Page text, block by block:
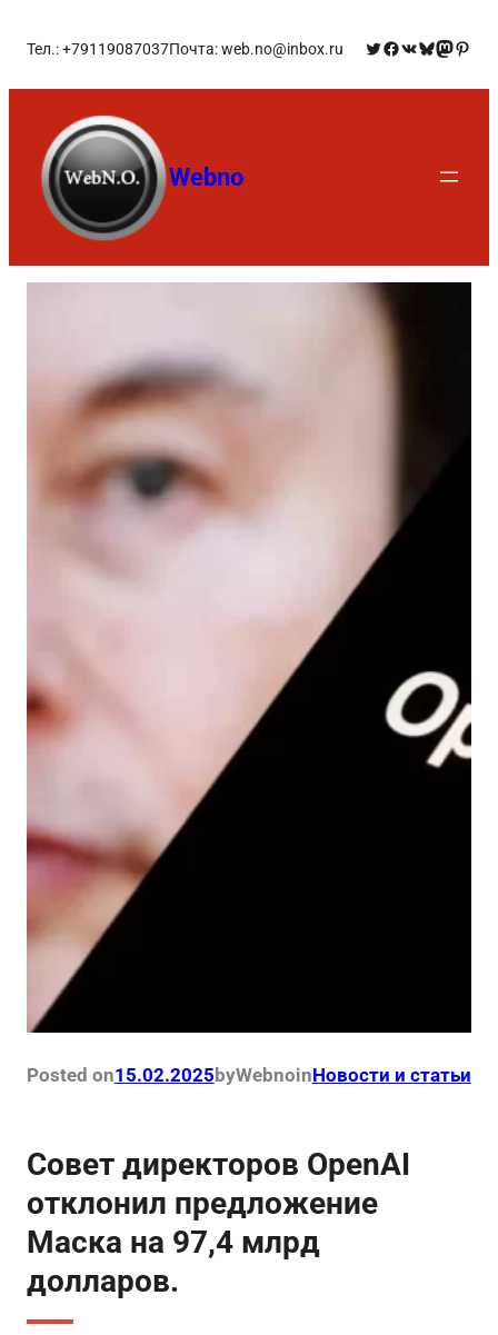
Тел.: +79119087037Почта: web.no@inbox.ru
Webno
Posted on15.02.2025 byWebnoinНовости и статьи
Совет директоров OpenAI
отклонил предложение
Маска на 97,4 млрд
долларов.